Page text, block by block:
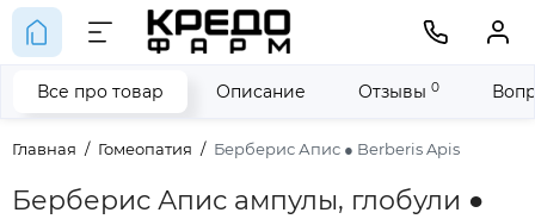
Главная Гомеопатия Берберис Апис ● Berberis Apis
Берберис Апис ампулы, глобули ●
Все про товар Описание Отзывы 0